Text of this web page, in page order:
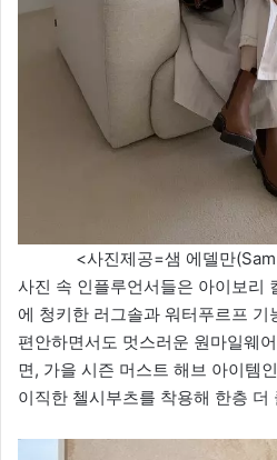
<사진제공=샘 에델만
사진 속 인플루언서들은 아이보리
에 청키한 러그솔과 워터푸르프 기
편안하면서도 멋스러운 원마일웨
면, 가을 시즌 머스트 해브 아이템
이직한 첼시부츠를 착용해 한층